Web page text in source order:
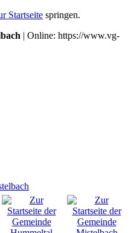
Startseite springen.
| Online: https://www.vg-